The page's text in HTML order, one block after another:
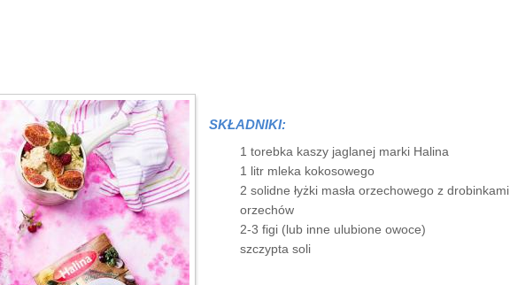
SKŁADNIKI:
1 torebka kaszy jaglanej marki Halina
1 litr mleka kokosowego
2 solidne łyżki masła orzechowego z drobinkami
orzechów
2-3 figi (lub inne ulubione owoce)
szczypta soli